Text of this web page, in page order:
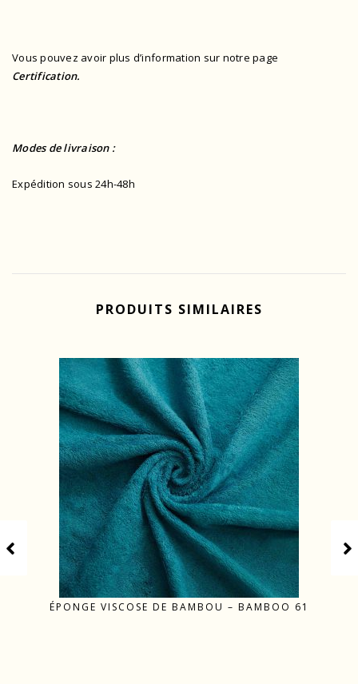
Vous pouvez avoir plus d’information sur notre page
Certification.
Modes de livraison :
Expédition sous 24h-48h
PRODUITS SIMILAIRES
ÉPONGE VISCOSE DE BAMBOU – BAMBOO 61